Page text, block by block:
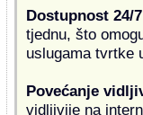
Dostupnost 24/7
tjednu, što
uslugama tvrtke
Povećanje
vidljivije na